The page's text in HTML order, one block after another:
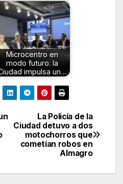
Microcentro en
modo futuro: la
impulsa un…
La Policía de la
Ciudad detuvo a dos
motochorros que
cometían robos en
Almagro